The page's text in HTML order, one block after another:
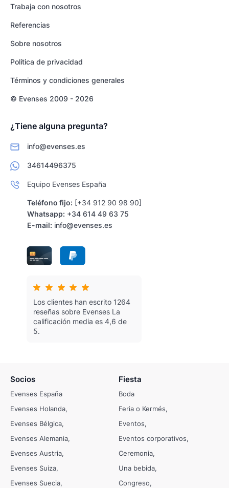
Trabaja con nosotros
Referencias
Sobre nosotros
Política de privacidad
Términos y condiciones generales
© Evenses 2009 - 2026
¿Tiene alguna pregunta?
info@evenses.es
34614496375
Equipo Evenses España
Teléfono fijo: [+34 912 90 98 90]
Whatsapp: +34 614 49 63 75
E-mail: info@evenses.es
Los clientes han escrito 1264
reseñas sobre Evenses La
calificación media es 4,6 de
5.
Socios
Evenses España
Evenses Holanda
Evenses Bélgica
Evenses Alemania
Evenses Austria
Evenses Suiza
Evenses Suecia
Fiesta
Boda
Feria o Kermés
Eventos
Eventos corporativos
Ceremonia
Una bebida
Congreso